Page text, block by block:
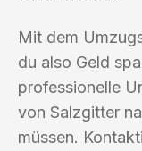
Mit dem
du also Geld
professionelle
von Salzgitter
müssen.